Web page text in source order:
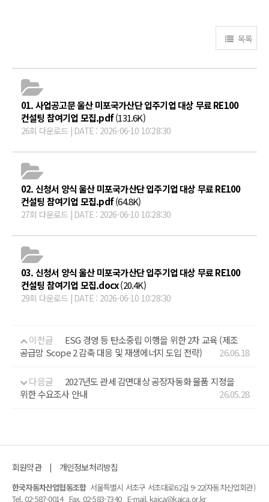
목록
01. 사업공고문 울산 미포국가산단 입주기업 대상 무료 RE100
컨설팅 참여기업 모집.pdf(131.6K)
26회 다운로드 | DATE : 2026-06-10 10:28:30
02. 신청서 양식 울산 미포국가산단 입주기업 대상 무료 RE100
컨설팅 참여기업 모집.pdf(64.8K)
27회 다운로드 | DATE : 2026-06-10 10:28:30
03. 신청서 양식 울산 미포국가산단 입주기업 대상 무료 RE100
컨설팅 참여기업 모집.docx(20.4K)
29회 다운로드 | DATE : 2026-06-10 10:28:30
이전글
ESG 경영 등 탄소중립 이행을 위한 2차 교육 (제조
공급망 Scope 2 감축 대응 및 재생에너지 도입 전략)
26.06.18
다음글
2027년도 관세 감면대상 공장자동화 물품 지정을
위한 수요조사 안내
26.05.28
회원약관 개인정보처리방침
한국자동차산업협동조합서울특별시 서초구 서초대로62길 9-22(자동차산업회관)
Tel. 02-587-0014 Fax. 02-583-7340E-mail. kaica@kaica.or.kr